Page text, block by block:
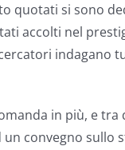
quotati si sono
accolti nel
indagano
in più, e
un convegno sullo